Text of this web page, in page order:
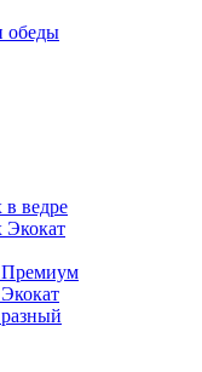
обеды
ведре